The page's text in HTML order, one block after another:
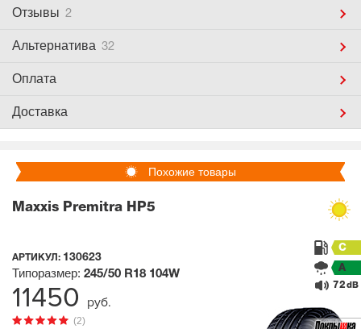
Отзывы 2
Альтернатива 32
Оплата
Доставка
Похожие товары
Maxxis Premitra HP5
АРТИКУЛ: 130623
(2)
Типоразмер: 245/50 R18 104W
C
A
72 dB
11450 руб.